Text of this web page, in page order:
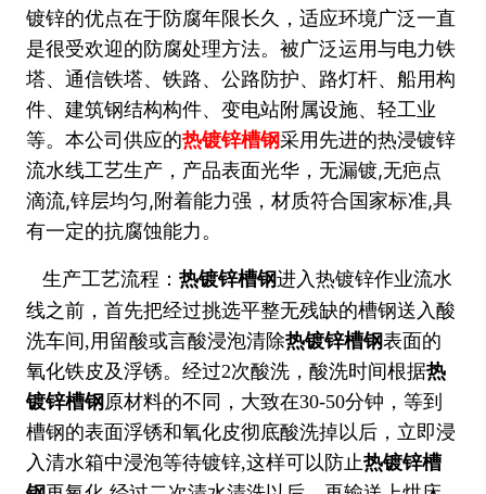
镀锌的优点在于防腐年限长久，适应环境广泛一直
是很受欢迎的防腐处理方法。被广泛运用与电力铁
塔、通信铁塔、铁路、公路防护、路灯杆、船用构
件、建筑钢结构构件、变电站附属设施、轻工业
等。 本公司供应的热镀锌槽钢采用先进的热浸镀锌
流水线工艺生产，产品表面光华，无漏镀,无疤点
滴流,锌层均匀,附着能力强，材质符合国家标准,具
有一定的抗腐蚀能力。
生产工艺流程： 热镀锌槽钢进入热镀锌作业流水
线之前，首先把经过挑选平整无残缺的槽钢送入酸
洗车间,用留酸或言酸浸泡清除热镀锌槽钢表面的
氧化铁皮及浮锈。经过2次酸洗，酸洗时间根据热
镀锌槽钢 原材料的不同，大致在30-50分钟，等到
槽钢的表面浮锈和氧化皮彻底酸洗掉以后，立即浸
入清水箱中浸泡等待镀锌,这样可以防止热镀锌槽